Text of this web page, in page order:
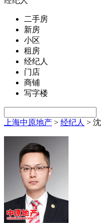
二手房
新房
小区
租房
经纪人
门店
商铺
写字楼
上海中原地产 > 经纪人 >